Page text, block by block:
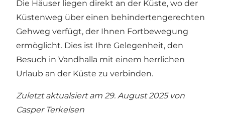
Die Häuser liegen direkt an der Küste, wo der
Küstenweg über einen behindertengerechten
Gehweg verfügt, der Ihnen Fortbewegung
ermöglicht. Dies ist Ihre Gelegenheit, den
Besuch in Vandhalla mit einem herrlichen
Urlaub an der Küste zu verbinden.
Zuletzt aktualsiert am 29. August 2025 von
Casper Terkelsen